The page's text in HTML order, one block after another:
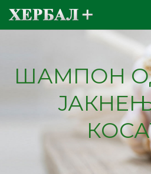
ШАМПОН